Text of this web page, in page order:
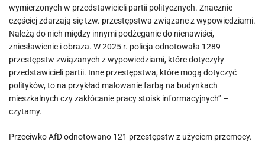
wymierzonych w przedstawicieli partii politycznych. Znacznie
częściej zdarzają się tzw. przestępstwa związane z wypowiedziami.
Należą do nich między innymi podżeganie do nienawiści,
zniesławienie i obraza. W 2025 r. policja odnotowała 1289
przestępstw związanych z wypowiedziami, które dotyczyły
przedstawicieli partii. Inne przestępstwa, które mogą dotyczyć
polityków, to na przykład malowanie farbą na budynkach
mieszkalnych czy zakłócanie pracy stoisk informacyjnych” –
czytamy.
Przeciwko AfD odnotowano 121 przestępstw z użyciem przemocy.